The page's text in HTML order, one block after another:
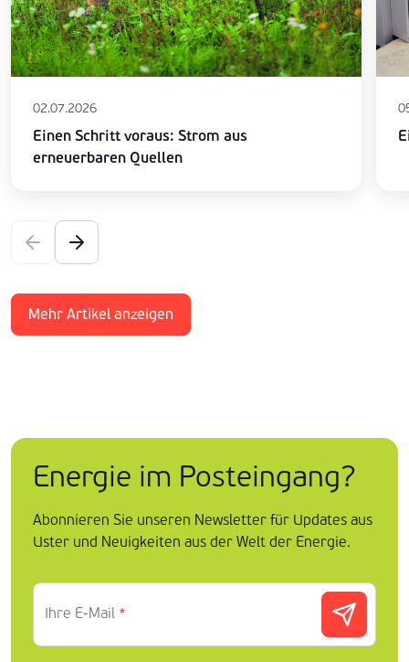
02.07.2026
Einen Schritt voraus: Strom aus
erneuerbaren Quellen
Mehr Artikel anzeigen
Energie im Posteingang?
Abonnieren Sie unseren Newsletter für Updates aus
Uster und Neuigkeiten aus der Welt der Energie.
Ihre E-Mail *